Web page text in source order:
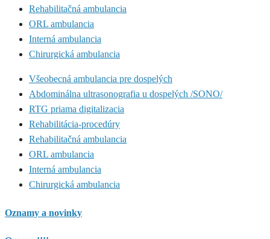
Rehabilitačná ambulancia
ORL ambulancia
Interná ambulancia
Chirurgická ambulancia
Všeobecná ambulancia pre dospelých
Abdominálna ultrasonografia u dospelých /SONO/
RTG priama digitalizacia
Rehabilitácia-procedúry
Rehabilitačná ambulancia
ORL ambulancia
Interná ambulancia
Chirurgická ambulancia
Oznamy a novinky